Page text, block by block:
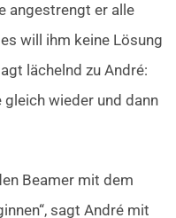
angestrengt er alle
will ihm keine Lösung
lächelnd zu André:
gleich wieder und dann
Beamer mit dem
sagt André mit